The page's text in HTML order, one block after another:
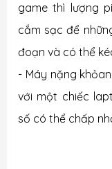
game thì lượng
cắm sạc để
đoạn và có thể
- Máy nặng
với một chiếc
số có thể chấp